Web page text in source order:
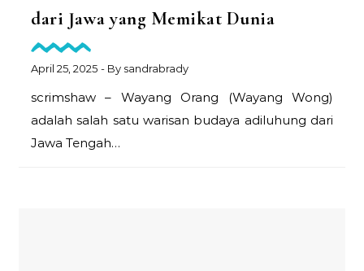
dari Jawa yang Memikat Dunia
April 25, 2025 - By sandrabrady
scrimshaw – Wayang Orang (Wayang Wong)
adalah salah satu warisan budaya adiluhung dari
Jawa Tengah…